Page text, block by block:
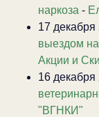
наркоза -
17 декабря
выездом
Акции и
16 декабря
"ВГНКИ"